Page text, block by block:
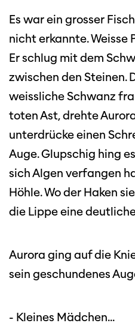
Diese Seite wird
Es war ein grosser
nicht erkannte. Weisse
Er schlug mit dem
zwischen den Steinen.
weissliche Schwanz
toten Ast, drehte
unterdrücke einen
Auge. Glupschig hing
sich Algen verfangen
Höhle. Wo der Haken
die Lippe eine
Aurora ging auf die
sein geschundenes
- Kleines Mädchen...